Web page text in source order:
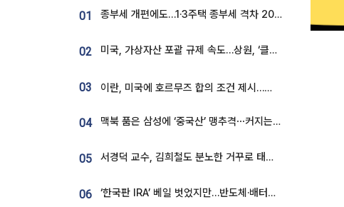
01 종부세 개편에도…1·3주택 종부세 격차 2028년부터 확대
02 미국, 가상자산 포괄 규제 속도…상원, ‘클래리티법’ 9월 절차투표 추진
03 이란, 미국에 호르무즈 합의 조건 제시…美 “경기 아직 안 끝나” [종합]
04 맥북 품은 삼성에 ‘중국산’ 맹추격⋯커지는 노트북 OLED 시장
05 서경덕 교수, 김희철도 분노한 거꾸로 태극기⋯"엉터리는 아냐, 아쉬울 뿐"
06 ‘한국판 IRA’ 베일 벗었지만…반도체·배터리 업계 “시행령이 관건”